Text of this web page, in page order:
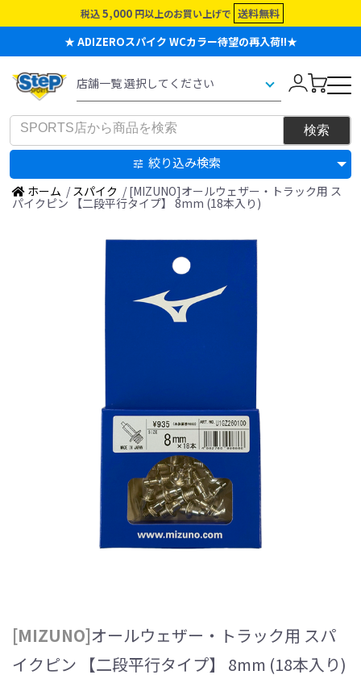
税込 5,000 円以上のお買い上げで 送料無料
★ ADIZEROスパイク WCカラー待望の再入荷!!★
絞り込み検索
ホーム / スパイク / [MIZUNO]オールウェザー・トラック用 ス
パイクピン 【二段平行タイプ】 8mm (18本入り)
[MIZUNO]オールウェザー・トラック用 スパ
イクピン 【二段平行タイプ】 8mm (18本入り)